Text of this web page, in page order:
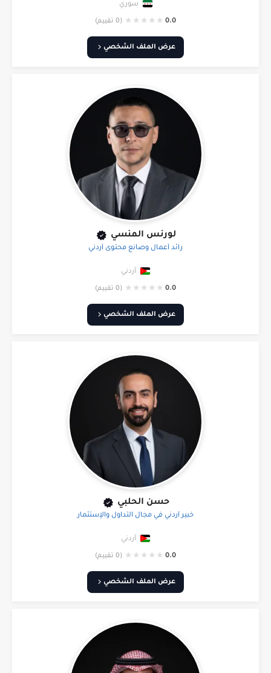
سوري
0.0
★
★
★
★
★ (0 تقييم)
عرض الملف الشخصي
لورنس المنسي
رائد أعمال وصانع محتوى أردني
أردني
0.0
★
★
★
★
★ (0 تقييم)
عرض الملف الشخصي
حسن الحلبي
خبير أردني في مجال التداول والإستثمار
أردني
0.0
★
★
★
★
★ (0 تقييم)
عرض الملف الشخصي